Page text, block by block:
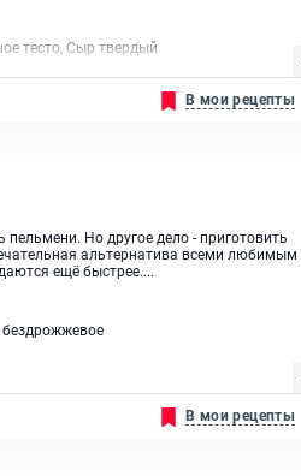
тесто, Сыр твердый
В мои рецепты
Но другое дело - приготовить
альтернатива всеми любимым
ещё быстрее....
В мои рецепты